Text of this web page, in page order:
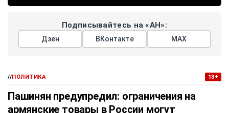
Подписывайтесь на «АН»:
Дзен ВКонтакте МАХ
//ПОЛИТИКА 13+
Пашинян предупредил: ограничения на
армянские товары в России могут